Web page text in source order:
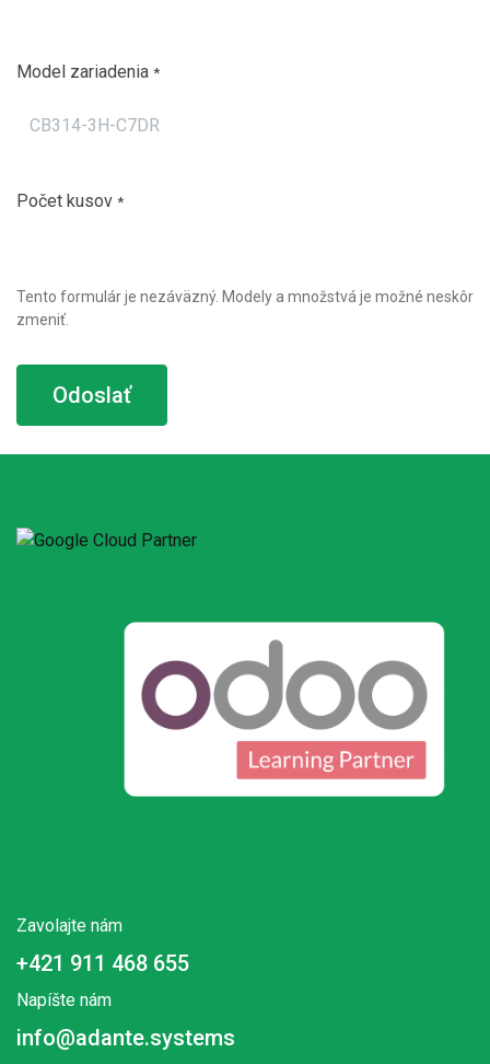
Model zariadenia *
Počet kusov *
Tento formulár je nezáväzný. Modely a množstvá je možné neskôr
zmeniť.
Odoslať
Zavolajte nám
+421 911 468 655
Napíšte nám
info@adante.systems